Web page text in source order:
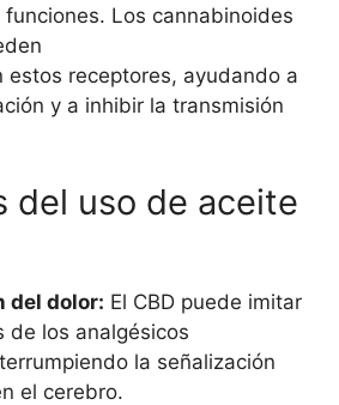
Los cannabinoides
estos receptores, ayudando a
y a inhibir la transmisión
del uso de aceite
del dolor: El CBD puede imitar
de los analgésicos
la señalización
el cerebro.